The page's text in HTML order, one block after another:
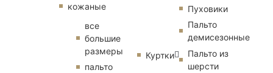
кожаные
все
большие
размеры
пальто
Куртки
Пуховики
Пальто
демисезонные
Пальто из
шерсти